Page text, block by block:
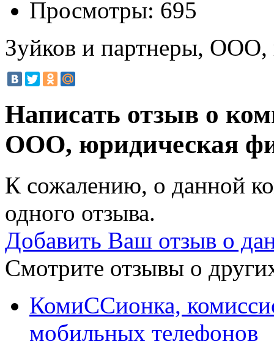
Просмотры: 695
Зуйков и партнеры,
Написать отзыв о
ООО, юридическая
К сожалению, о данной
одного отзыва.
Добавить Ваш отзыв о
Смотрите отзывы о
КомиССионка,
мобильных телефонов